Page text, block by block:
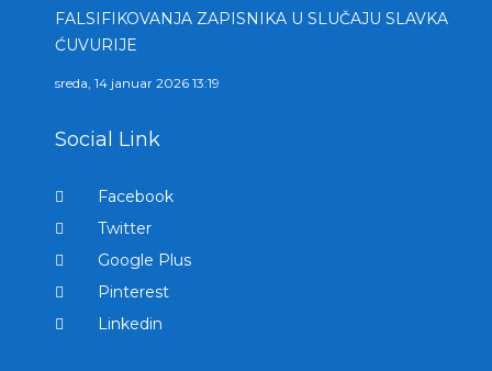
FALSIFIKOVANJA ZAPISNIKA U SLUČAJU SLAVKA
ĆUVURIJE
sreda, 14 januar 2026 13:19
Social Link
Facebook
Twitter
Google Plus
Pinterest
Linkedin